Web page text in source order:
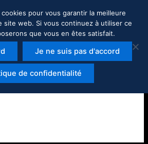
pour vous garantir la meilleure
site web. Si vous continuez à utiliser ce
que vous en êtes satisfait.
Je ne suis pas d'accord
de confidentialité